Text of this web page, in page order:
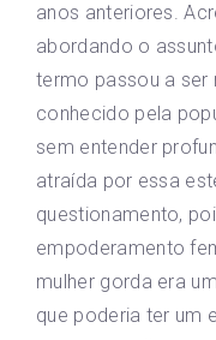
anos anteriores.
abordando o
termo passou a ser
conhecido pela
sem entender
atraída por essa
questionamento,
empoderamento
mulher gorda era
que poderia ter um